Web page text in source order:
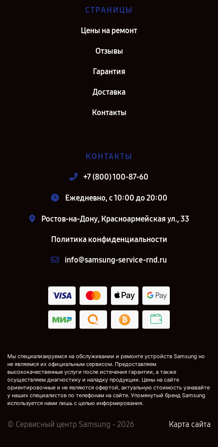
СТРАНИЦЫ
Цены на ремонт
Отзывы
Гарантия
Доставка
Контакты
КОНТАКТЫ
+7 (800) 100-87-60
Ежедневно, с 10:00 до 20:00
Ростов-на-Дону, Красноармейская ул., 33
Политика конфиденциальности
info@samsung-service-rnd.ru
Мы специализируемся на обслуживании и ремонте устройств Samsung но
не являемся их официальным сервисом. Предоставляем
высококачественные услуги после истечения гарантии, а также
осуществляем диагностику и наладку продукции. Цены на сайте
ориентировочные и не являются офертой, актуальную стоимость узнавайте
у наших специалистов по телефонам на сайте. Упомянутый бренд Samsung
используется нами лишь с целью информирования.
© Сервисный центр Samsung - 2026 Карта сайта